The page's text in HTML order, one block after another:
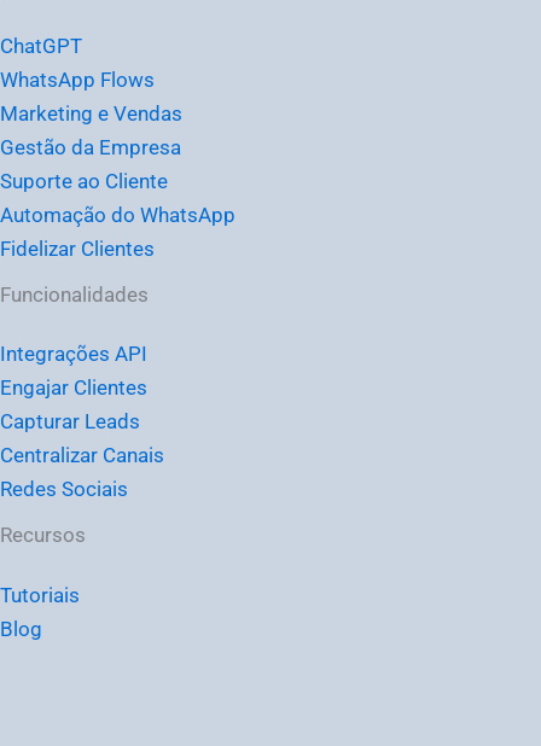
ChatGPT
WhatsApp Flows
Marketing e Vendas
Gestão da Empresa
Suporte ao Cliente
Automação do WhatsApp
Fidelizar Clientes
Funcionalidades
Integrações API
Engajar Clientes
Capturar Leads
Centralizar Canais
Redes Sociais
Recursos
Tutoriais
Blog